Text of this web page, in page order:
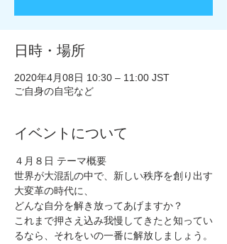
日時・場所
2020年4月08日 10:30 – 11:00 JST
ご自身の自宅など
イベントについて
４月８日 テーマ概要
世界が大混乱の中で、新しい秩序を創り出す
大変革の時代に、
どんな自分を解き放ってあげますか？
これまで押さえ込み我慢してきたと知ってい
るなら、それをいの一番に解放しましょう。